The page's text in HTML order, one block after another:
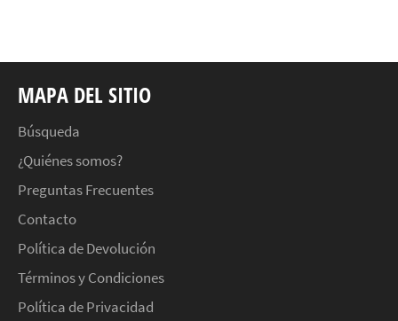
MAPA DEL SITIO
Búsqueda
¿Quiénes somos?
Preguntas Frecuentes
Contacto
Política de Devolución
Términos y Condiciones
Política de Privacidad